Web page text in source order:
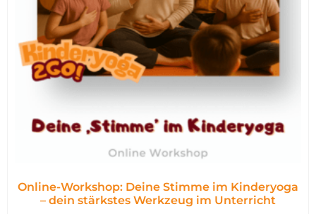
Online-Workshop: Deine Stimme im Kinderyoga
– dein stärkstes Werkzeug im Unterricht